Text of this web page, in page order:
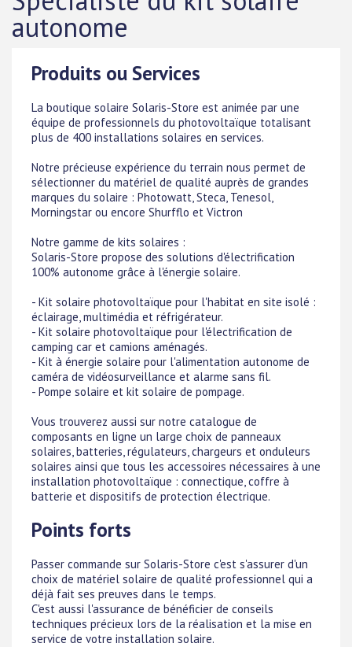
autonome
Produits ou Services
La boutique solaire Solaris-Store est animée par une
équipe de professionnels du photovoltaïque totalisant
plus de 400 installations solaires en services.
Notre précieuse expérience du terrain nous permet de
sélectionner du matériel de qualité auprès de grandes
marques du solaire : Photowatt, Steca, Tenesol,
Morningstar ou encore Shurfflo et Victron
Notre gamme de kits solaires :
Solaris-Store propose des solutions d'électrification
100% autonome grâce à l'énergie solaire.
- Kit solaire photovoltaïque pour l'habitat en site isolé :
éclairage, multimédia et réfrigérateur.
- Kit solaire photovoltaïque pour l'électrification de
camping car et camions aménagés.
- Kit à énergie solaire pour l'alimentation autonome de
caméra de vidéosurveillance et alarme sans fil.
- Pompe solaire et kit solaire de pompage.
Vous trouverez aussi sur notre catalogue de
composants en ligne un large choix de panneaux
solaires, batteries, régulateurs, chargeurs et onduleurs
solaires ainsi que tous les accessoires nécessaires à une
installation photovoltaïque : connectique, coffre à
batterie et dispositifs de protection électrique.
Points forts
Passer commande sur Solaris-Store c'est s'assurer d'un
choix de matériel solaire de qualité professionnel qui a
déjà fait ses preuves dans le temps.
C'est aussi l'assurance de bénéficier de conseils
techniques précieux lors de la réalisation et la mise en
service de votre installation solaire.